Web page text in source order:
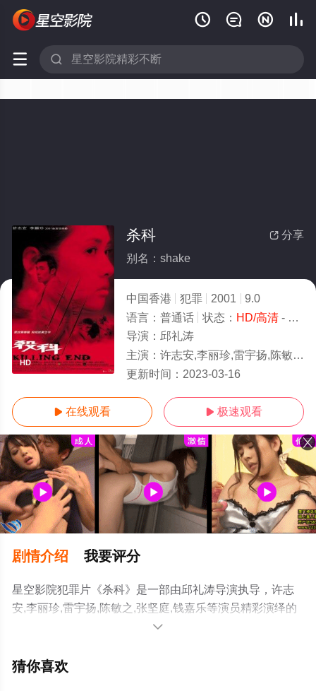
   
 
HD
 分享
杀科
别名：shake
中国香港 犯罪 2001
9.0
语言： 普通话 状态： HD/高清- 免费在线观看
导演： 邱礼涛
主演： 许志安,李丽珍,雷宇扬,陈敏之,张坚庭,钱嘉乐
更新时间： 2023-03-16
 在线观看  极速观看
剧情介绍 我要评分
星空影院犯罪片《杀科》是一部由邱礼涛导演执导，许志
安,李丽珍,雷宇扬,陈敏之,张坚庭,钱嘉乐等演员精彩演绎的
中国香港电影，免费观看高清未删减完整版电影大全就上
情网等平台了解。

猜你喜欢